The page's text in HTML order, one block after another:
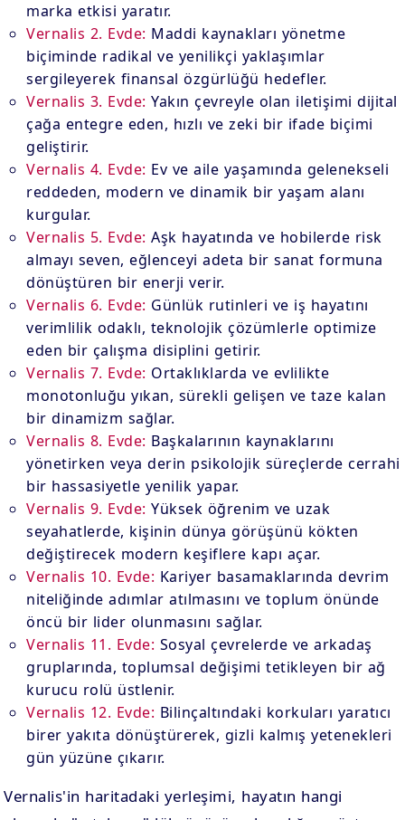
marka etkisi yaratır.
Vernalis 2. Evde: Maddi kaynakları yönetme
biçiminde radikal ve yenilikçi yaklaşımlar
sergileyerek finansal özgürlüğü hedefler.
Vernalis 3. Evde: Yakın çevreyle olan iletişimi dijital
çağa entegre eden, hızlı ve zeki bir ifade biçimi
geliştirir.
Vernalis 4. Evde: Ev ve aile yaşamında gelenekseli
reddeden, modern ve dinamik bir yaşam alanı
kurgular.
Vernalis 5. Evde: Aşk hayatında ve hobilerde risk
almayı seven, eğlenceyi adeta bir sanat formuna
dönüştüren bir enerji verir.
Vernalis 6. Evde: Günlük rutinleri ve iş hayatını
verimlilik odaklı, teknolojik çözümlerle optimize
eden bir çalışma disiplini getirir.
Vernalis 7. Evde: Ortaklıklarda ve evlilikte
monotonluğu yıkan, sürekli gelişen ve taze kalan
bir dinamizm sağlar.
Vernalis 8. Evde: Başkalarının kaynaklarını
yönetirken veya derin psikolojik süreçlerde cerrahi
bir hassasiyetle yenilik yapar.
Vernalis 9. Evde: Yüksek öğrenim ve uzak
seyahatlerde, kişinin dünya görüşünü kökten
değiştirecek modern keşiflere kapı açar.
Vernalis 10. Evde: Kariyer basamaklarında devrim
niteliğinde adımlar atılmasını ve toplum önünde
öncü bir lider olunmasını sağlar.
Vernalis 11. Evde: Sosyal çevrelerde ve arkadaş
gruplarında, toplumsal değişimi tetikleyen bir ağ
kurucu rolü üstlenir.
Vernalis 12. Evde: Bilinçaltındaki korkuları yaratıcı
birer yakıta dönüştürerek, gizli kalmış yetenekleri
gün yüzüne çıkarır.
Vernalis'in haritadaki yerleşimi, hayatın hangi